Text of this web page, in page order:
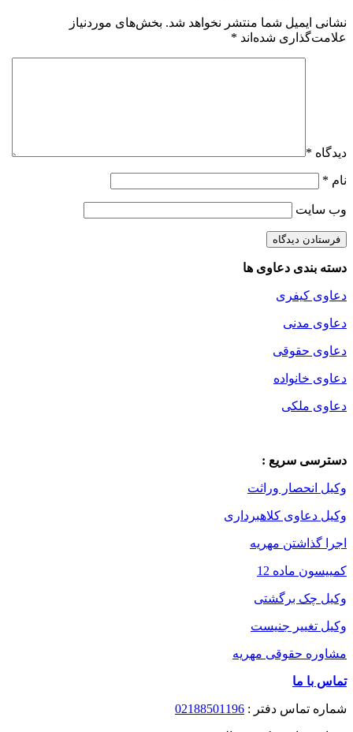
نشانی ایمیل شما منتشر نخواهد شد. بخش‌های موردنیاز
علامت‌گذاری شده‌اند *
دیدگاه *
نام *
وب‌ سایت
دسته بندی دعاوی ها
دعاوی کیفری
دعاوی مدنی
دعاوی حقوقی
دعاوی خانواده
دعاوی ملکی
دسترسی سریع :
وکیل انحصار وراثت
وکیل دعاوی کلاهبرداری
اجرا گذاشتن مهریه
کمییسون ماده 12
وکیل چک برگشتی
وکیل تغییر جنیست
مشاوره حقوقی مهریه
تماس با ما
شماره تماس دفتر : 02188501196